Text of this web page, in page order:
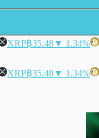
XRP฿35.48▼ 1.34%
XRP฿35.48▼ 1.34%